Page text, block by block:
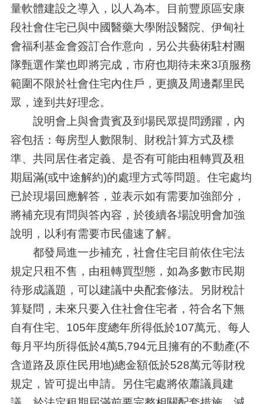
量軟體建設之導入，以人為本。目前豐原區安康
段社會住宅已與中國醫藥大學附設醫院、伊甸社
會福利基金會簽訂合作意向，另公共藝術駐村團
隊甄選作業也即將完成，市府也期待未來3項服務
範圍不限於社會住宅內住戶，更擴及周邊鄰里民
眾，達到共好理念。
說明會上與會貴賓及到場民眾提問踴躍，內
容包括：每房型人數限制、財稅計算方式及標
準、共同居住者定義、是否有可能由租轉買及租
期屆滿(或中途解約)的處理方式等問題。住宅處均
已於現場回應解答，並表示如有需要加強部分，
將補充現有問與答內容，於後續各場說明會加強
說明，以利有需要市民儘速了解。
都發局進一步補充，社會住宅目前依住宅法
規定只租不售，由租轉買型態，如為多數市民期
待形成議題，可以建議中央配套修法。另財稅計
算疑問，未來只要入住社會住宅者，符合名下無
自有住宅、105年度總年所得低於107萬元、每人
每月平均所得低於4萬5,794元且擁有的不動產(不
含道路及原住民用地)總金額低於528萬元等財稅
規定，皆可提出申請。另住宅處將依蕭議員建